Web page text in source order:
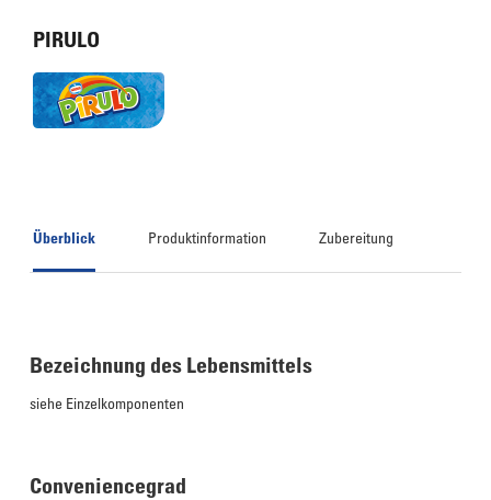
PIRULO
Überblick Produktinformation Zubereitung
Bezeichnung des Lebensmittels
siehe Einzelkomponenten
Conveniencegrad